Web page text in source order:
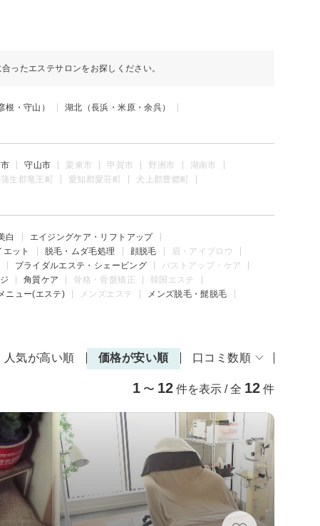
ったエステサロンをお探しください。
根・守山）
湖北（長浜・米原・余呉）
守山市 栗東市 甲賀市 野洲市
湖南市
蒲生郡竜王町 愛知郡愛荘町
犬上郡豊郷町
白
エイジングケア・リフトアップ
ット 脱毛・ムダ毛処理 顔脱毛
眉・アイブロウ
ブライダルエステ・シェービング
バストアップ・ケア
角質ケア 骨格・骨盤矯正
韓国エステ
ニュー(エステ) メンズエステ
メンズ脱毛・髭脱毛
人気が高い順 価格が安い順 口コミ数順
1 〜 12 件を表示 / 全 12 件